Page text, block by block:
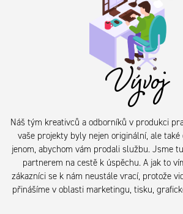
Vývoj
Náš tým kreativců a odborníků v produkci
vaše projekty byly nejen originální, ale také
jenom, abychom vám prodali službu. Jsme
partnerem na cestě k úspěchu. A jak to
zákazníci se k nám neustále vrací, protože
přinášíme v oblasti marketingu, tisku,